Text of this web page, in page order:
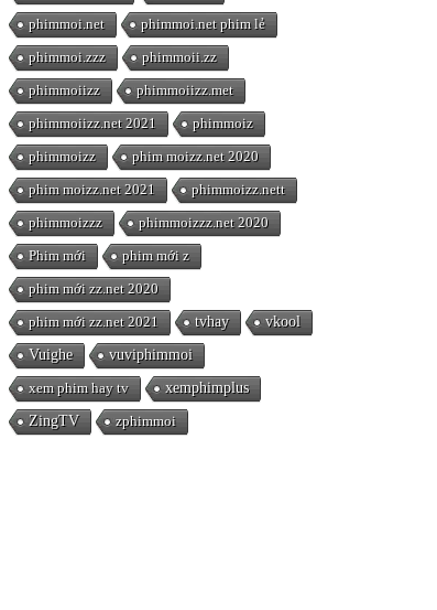
phimmoi.net
phimmoi.net phim lẻ
phimmoi.zzz
phimmoii.zz
phimmoiizz
phimmoiizz.met
phimmoiizz.net 2021
phimmoiz
phimmoizz
phim moizz.net 2020
phim moizz.net 2021
phimmoizz.nett
phimmoizzz
phimmoizzz.net 2020
Phim mới
phim mới z
phim mới zz.net 2020
phim mới zz.net 2021
tvhay
vkool
Vuighe
vuviphimmoi
xem phim hay tv
xemphimplus
ZingTV
zphimmoi